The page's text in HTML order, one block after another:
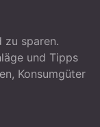
zu sparen.
und Tipps
Konsumgüter